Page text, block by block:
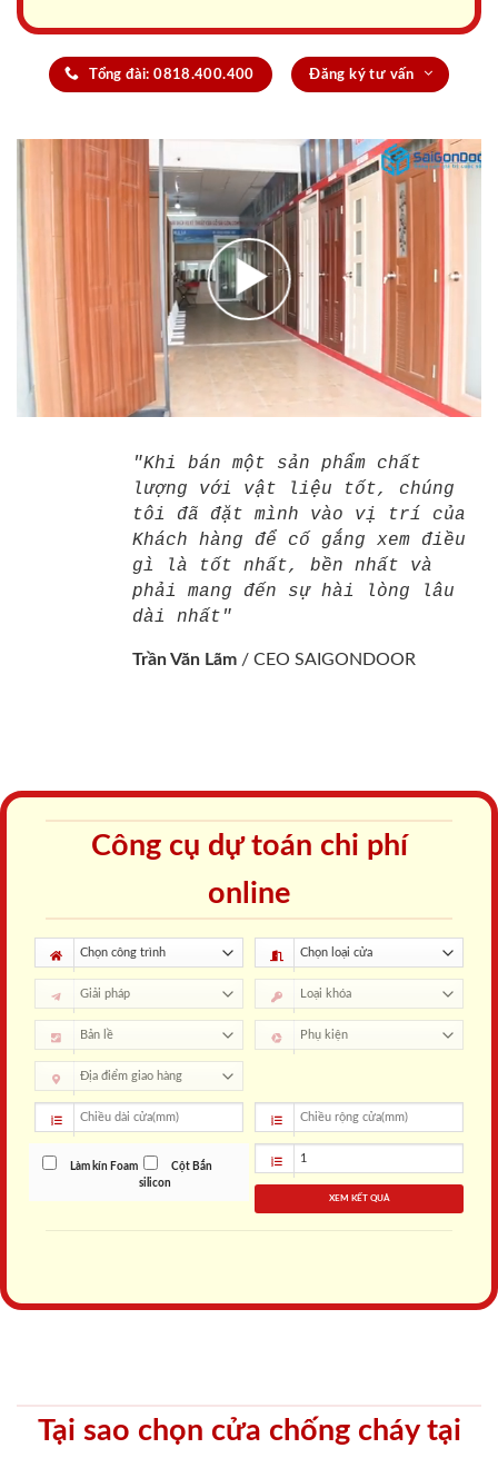
Tổng đài: 0818.400.400 Đăng ký tư vấn
"Khi bán một sản phẩm chất
lượng với vật liệu tốt, chúng
tôi đã đặt mình vào vị trí của
Khách hàng để cố gắng xem điều
gì là tốt nhất, bền nhất và
phải mang đến sự hài lòng lâu
dài nhất"
Trần Văn Lãm / CEO SAIGONDOOR
Công cụ dự toán chi phí
online
Làm kín Foam
Cột Bắn
silicon
XEM KẾT QUẢ
Tại sao chọn cửa chống cháy tại